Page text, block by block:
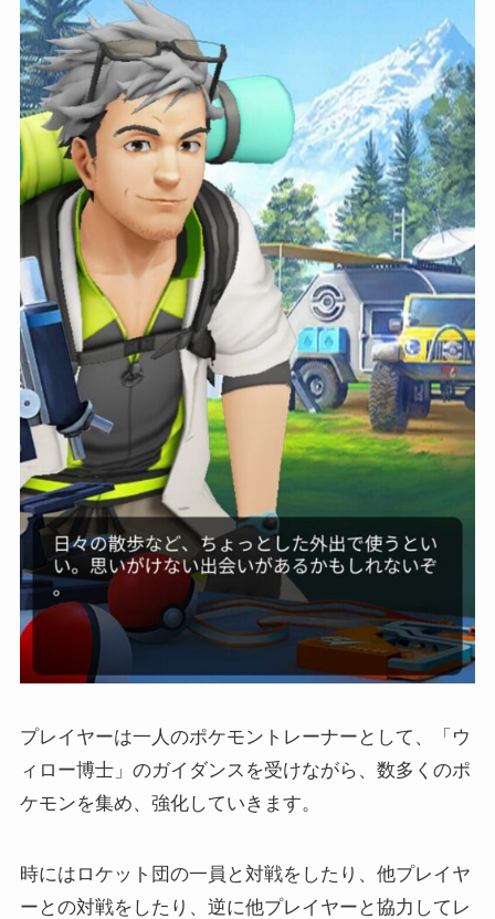
プレイヤーは一人のポケモントレーナーとして、「ウ
ィロー博士」のガイダンスを受けながら、数多くのポ
ケモンを集め、強化していきます。
時にはロケット団の一員と対戦をしたり、他プレイヤ
ーとの対戦をしたり、逆に他プレイヤーと協力してレ